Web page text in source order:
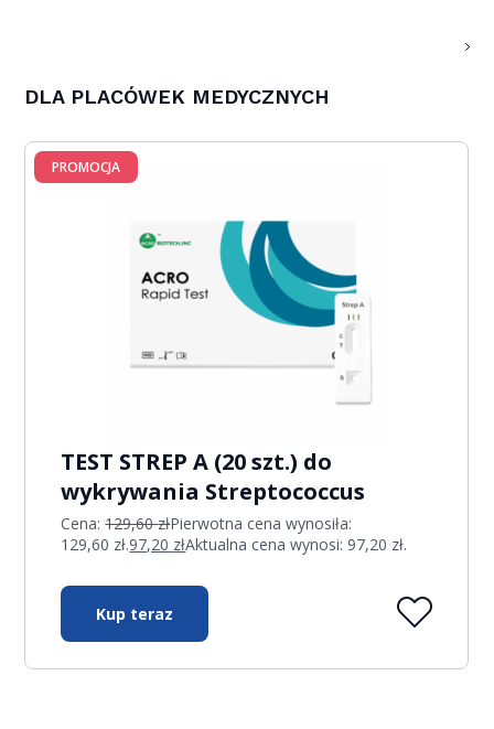
DLA PLACÓWEK MEDYCZNYCH
PROMOCJA
TEST STREP A (20 szt.) do
wykrywania Streptococcus
Cena:129,60złPierwotna cena wynosiła:
129,60 zł.97,20 złAktualna cena wynosi: 97,20 zł.
Kup teraz